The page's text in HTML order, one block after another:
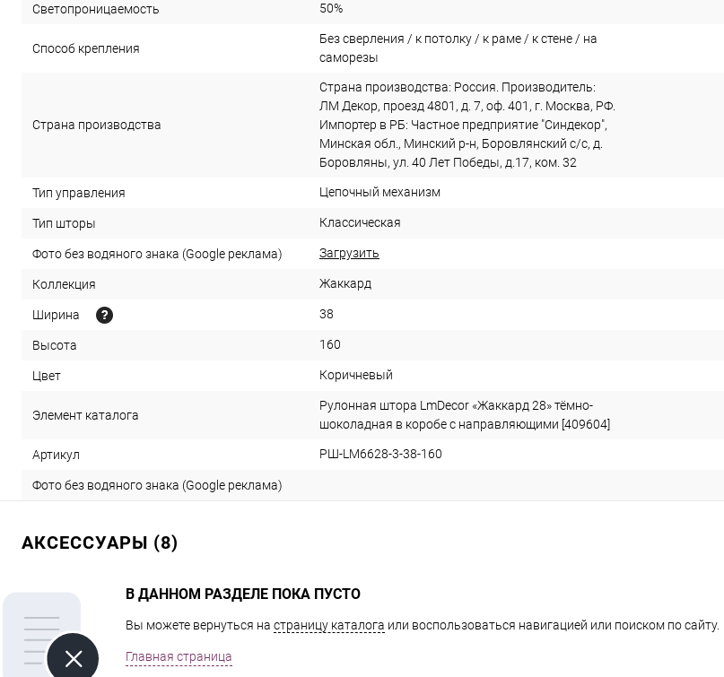
Светопроницаемость 50%
Способ крепления
Без сверления / к потолку / к раме / к стене / на
саморезы
Страна производства
Страна производства: Россия. Производитель:
ЛМ Декор, проезд 4801, д. 7, оф. 401, г. Москва, РФ.
Импортер в РБ: Частное предприятие "Синдекор",
Минская обл., Минский р-н, Боровлянский с/с, д.
Боровляны, ул. 40 Лет Победы, д.17, ком. 32
Тип управления Цепочный механизм
Тип шторы Классическая
Фото без водяного знака (Google реклама) Загрузить
Коллекция Жаккард
Ширина 38
Высота 160
Цвет Коричневый
Элемент каталога
Рулонная штора LmDecor «Жаккард 28» тёмно-
шоколадная в коробе с направляющими [409604]
Артикул РШ-LM6628-3-38-160
Фото без водяного знака (Google реклама)
АКСЕССУАРЫ (8)
В ДАННОМ РАЗДЕЛЕ ПОКА ПУСТО
Вы можете вернуться на страницу каталога или воспользоваться навигацией или поиском по сайту.
Главная страница